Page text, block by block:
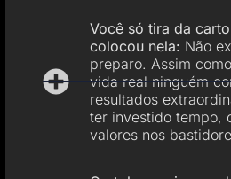
Você só tira da
colocou nela: Não
preparo. Assim
vida real ninguém
resultados
ter investido tempo,
valores nos